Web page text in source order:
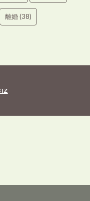
離婚(38)